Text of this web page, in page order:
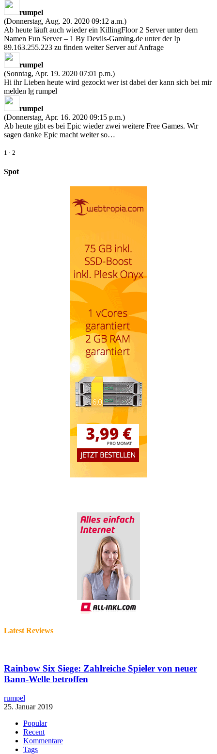
rumpel
(Donnerstag, Aug. 20. 2020 09:12 a.m.)
Ab heute läuft auch wieder ein KillingFloor 2 Server unter dem
Namen Fun Server – 1 By Devils-Gaming.de unter der Ip
89.163.255.223 zu finden weiter Server auf Anfrage
rumpel
(Sonntag, Apr. 19. 2020 07:01 p.m.)
Hi ihr Lieben heute wird gezockt wer ist dabei der kann sich bei mir
melden lg rumpel
rumpel
(Donnerstag, Apr. 16. 2020 09:15 p.m.)
Ab heute gibt es bei Epic wieder zwei weitere Free Games. Wir
sagen danke Epic macht weiter so…
1 · 2
Spot
Latest Reviews
Rainbow Six Siege: Zahlreiche Spieler von neuer
Bann-Welle betroffen
rumpel
25. Januar 2019
Popular
Recent
Kommentare
Tags